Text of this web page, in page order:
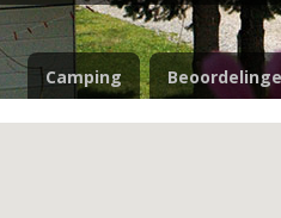
Camping